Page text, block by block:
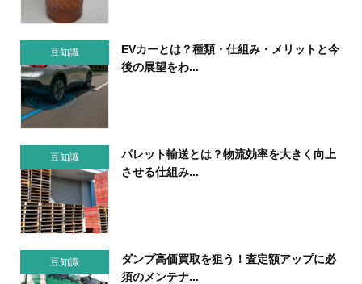
豆知識
EVカーとは？種類・仕組み・メリットと今
後の展望をわ...
豆知識
パレット輸送とは？物流効率を大きく向上
させる仕組み...
豆知識
ダンプ高価買取を狙う！査定額アップに必
須のメンテナ...